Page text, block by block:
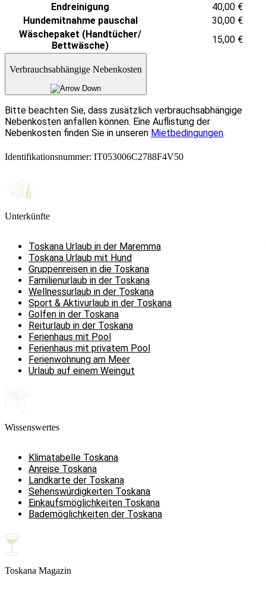
Endreinigung
40,00 €
Hundemitnahme pauschal
30,00 €
Wäschepaket (Handtücher/
Bettwäsche)
15,00 €
Verbrauchsabhängige Nebenkosten
Bitte beachten Sie, dass zusätzlich verbrauchsabhängige
Nebenkosten anfallen können. Eine Auflistung der
Nebenkosten finden Sie in unseren Mietbedingungen.
Identifikationsnummer: IT053006C2788F4V50
Unterkünfte
Toskana Urlaub in der Maremma
Toskana Urlaub mit Hund
Gruppenreisen in die Toskana
Familienurlaub in der Toskana
Wellnessurlaub in der Toskana
Sport & Aktivurlaub in der Toskana
Golfen in der Toskana
Reiturlaub in der Toskana
Ferienhaus mit Pool
Ferienhaus mit privatem Pool
Ferienwohnung am Meer
Urlaub auf einem Weingut
Wissenswertes
Klimatabelle Toskana
Anreise Toskana
Landkarte der Toskana
Sehenswürdigkeiten Toskana
Einkaufsmöglichkeiten Toskana
Bademöglichkeiten der Toskana
Toskana Magazin